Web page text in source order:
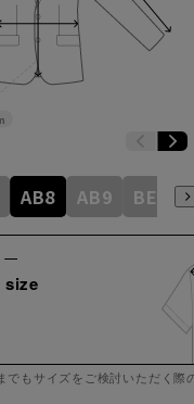
AB8 AB9 BE3
size
でもサイズをご検討いただく際